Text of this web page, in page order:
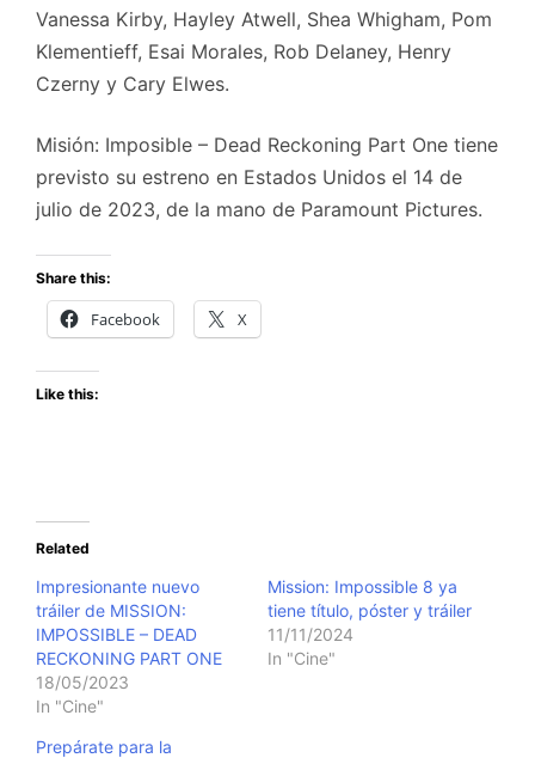
Vanessa Kirby, Hayley Atwell, Shea Whigham, Pom
Klementieff, Esai Morales, Rob Delaney, Henry
Czerny y Cary Elwes.
Misión: Imposible – Dead Reckoning Part One tiene
previsto su estreno en Estados Unidos el 14 de
julio de 2023, de la mano de Paramount Pictures.
Share this:
Facebook X
Like this:
Related
Impresionante nuevo
tráiler de MISSION:
IMPOSSIBLE – DEAD
RECKONING PART ONE
18/05/2023
In "Cine"
Mission: Impossible 8 ya
tiene título, póster y tráiler
11/11/2024
In "Cine"
Prepárate para la